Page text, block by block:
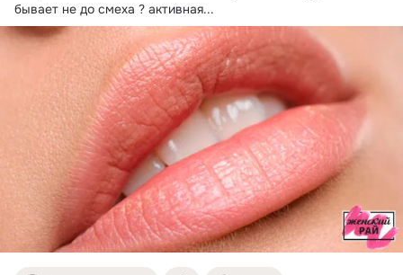
бывает не до смеха ? активная...